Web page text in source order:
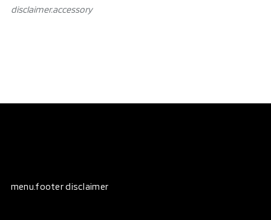
disclaimer.аccessory
menu.footer disclaimer